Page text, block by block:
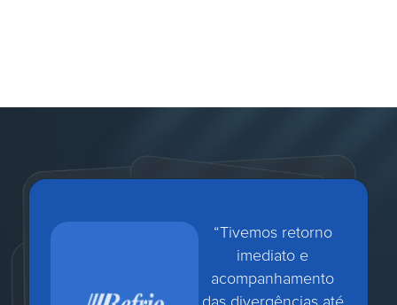
“Tivemos retorno
imediato e
acompanhamento